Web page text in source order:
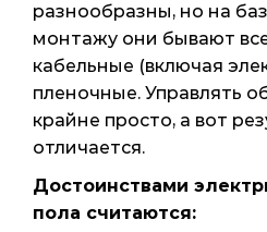
разнообразны, но на
монтажу они бывают
кабельные (включая
пленочные. Управлять
крайне просто, а вот
отличается.
Достоинствами
пола считаются: